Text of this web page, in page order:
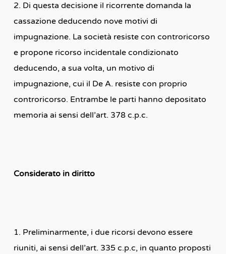
2. Di questa decisione il ricorrente domanda la
cassazione deducendo nove motivi di
impugnazione. La società resiste con controricorso
e propone ricorso incidentale condizionato
deducendo, a sua volta, un motivo di
impugnazione, cui il De A. resiste con proprio
controricorso. Entrambe le parti hanno depositato
memoria ai sensi dell’art. 378 c.p.c.
Considerato in diritto
1. Preliminarmente, i due ricorsi devono essere
riuniti, ai sensi dell’art. 335 c.p.c, in quanto proposti